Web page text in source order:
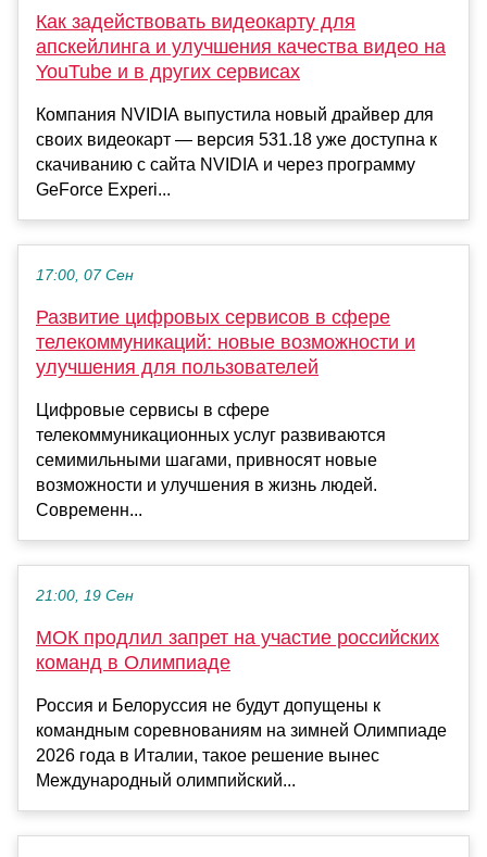
Как задействовать видеокарту для
апскейлинга и улучшения качества видео на
YouTube и в других сервисах
Компания NVIDIA выпустила новый драйвер для
своих видеокарт — версия 531.18 уже доступна к
скачиванию с сайта NVIDIA и через программу
GeForce Experi...
17:00, 07 Сен
Развитие цифровых сервисов в сфере
телекоммуникаций: новые возможности и
улучшения для пользователей
Цифровые сервисы в сфере
телекоммуникационных услуг развиваются
семимильными шагами, привносят новые
возможности и улучшения в жизнь людей.
Современн...
21:00, 19 Сен
МОК продлил запрет на участие российских
команд в Олимпиаде
Россия и Белоруссия не будут допущены к
командным соревнованиям на зимней Олимпиаде
2026 года в Италии, такое решение вынес
Международный олимпийский...